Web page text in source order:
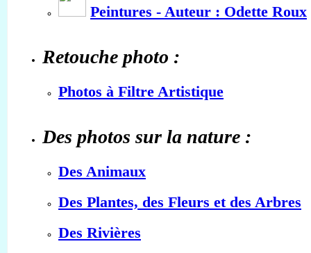
Peintures - Auteur : Odette Roux
Retouche photo :
Photos à Filtre Artistique
Des photos sur la nature :
Des Animaux
Des Plantes, des Fleurs et des Arbres
Des Rivières